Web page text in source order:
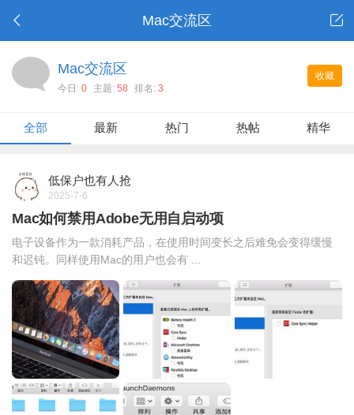
Mac交流区
收藏
Mac交流区
今日: 0 主题: 58 排名: 3
全部 最新 热门 热帖 精华
低保户也有人抢
2025-7-6
Mac如何禁用Adobe无用自启动项
电子设备作为一款消耗产品，在使用时间变长之后难免会变得缓慢
和迟钝。同样使用Mac的用户也会有 ...